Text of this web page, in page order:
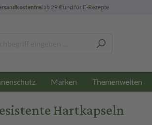
ab 29 € und für E-Rezepte
Marken Themenwelten
Hartkapseln